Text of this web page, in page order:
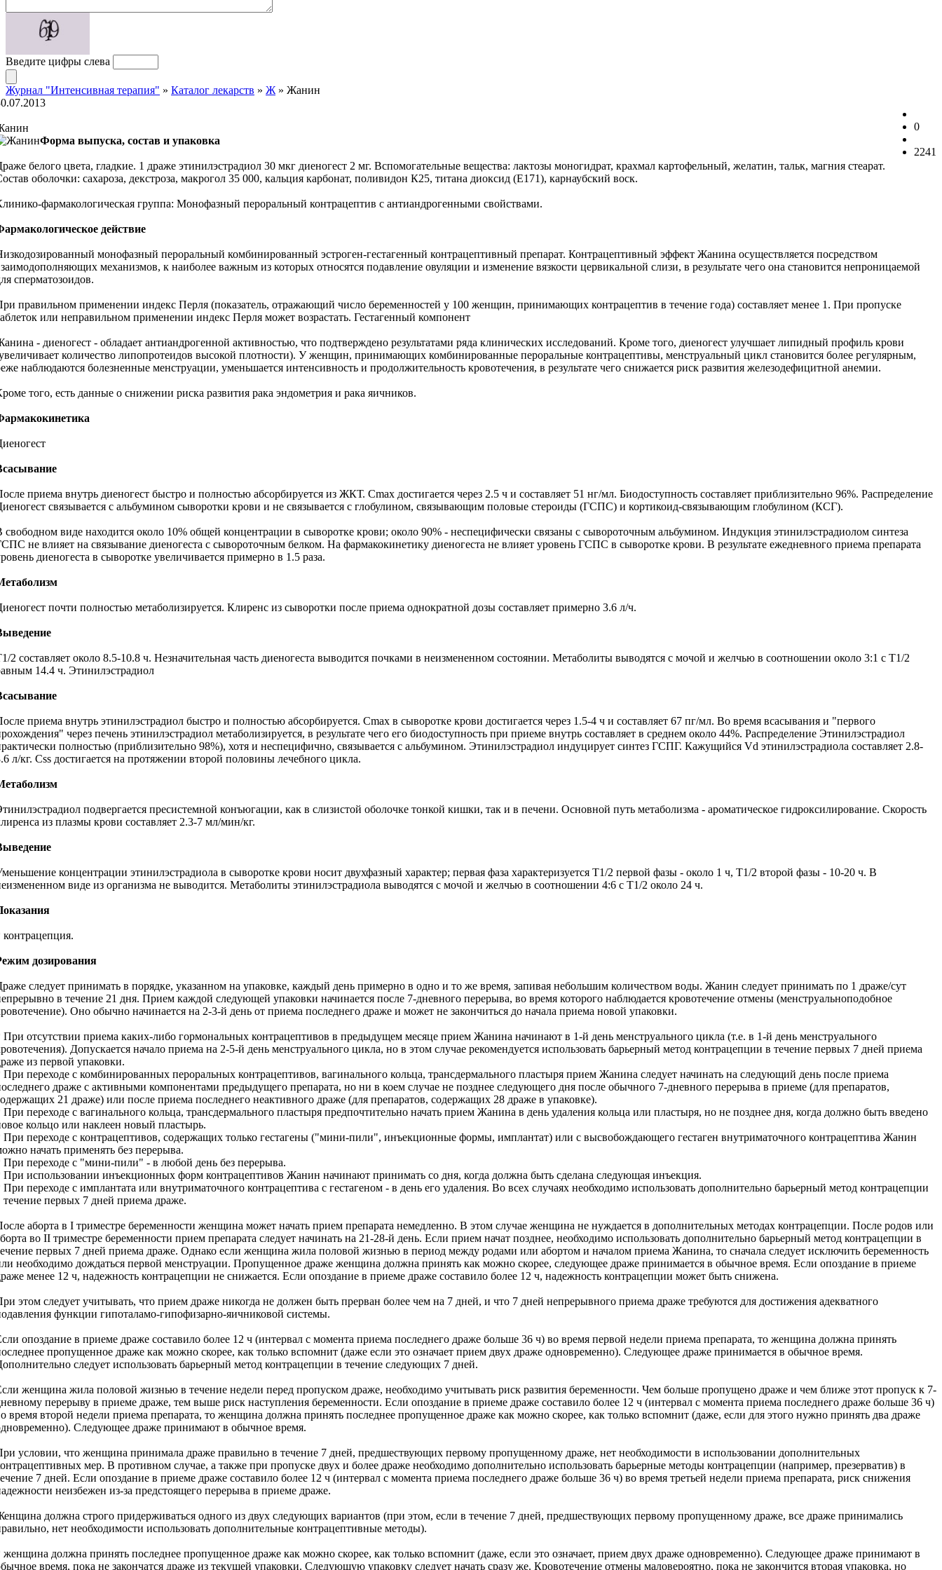
Введите цифры слева
Журнал "Интенсивная терапия" » Каталог лекарств » Ж » Жанин
0
2241
Форма выпуска, состав и упаковка
белого цвета, гладкие. 1 драже этинилэстрадиол 30 мкг диеногест 2 мг. Вспомогательные вещества: лактозы моногидрат, крахмал картофельный, желатин, тальк, магния стеарат.
оболочки: сахароза, декстроза, макрогол 35 000, кальция карбонат, поливидон К25, титана диоксид (Е171), карнаубский воск.
фармакологическая группа: Монофазный пероральный контрацептив с антиандрогенными свойствами.
действие
монофазный пероральный комбинированный эстроген-гестагенный контрацептивный препарат. Контрацептивный эффект Жанина осуществляется посредством
механизмов, к наиболее важным из которых относятся подавление овуляции и изменение вязкости цервикальной слизи, в результате чего она становится непроницаемой
сперматозоидов.
правильном применении индекс Перля (показатель, отражающий число беременностей у 100 женщин, принимающих контрацептив в течение года) составляет менее 1. При пропуске
или неправильном применении индекс Перля может возрастать. Гестагенный компонент
- диеногест - обладает антиандрогенной активностью, что подтверждено результатами ряда клинических исследований. Кроме того, диеногест улучшает липидный профиль крови
количество липопротеидов высокой плотности). У женщин, принимающих комбинированные пероральные контрацептивы, менструальный цикл становится более регулярным,
наблюдаются болезненные менструации, уменьшается интенсивность и продолжительность кровотечения, в результате чего снижается риск развития железодефицитной анемии.
того, есть данные о снижении риска развития рака эндометрия и рака яичников.
приема внутрь диеногест быстро и полностью абсорбируется из ЖКТ. Cmax достигается через 2.5 ч и составляет 51 нг/мл. Биодоступность составляет приблизительно 96%. Распределение
связывается с альбумином сыворотки крови и не связывается с глобулином, связывающим половые стероиды (ГСПС) и кортикоид-связывающим глобулином (КСГ).
свободном виде находится около 10% общей концентрации в сыворотке крови; около 90% - неспецифически связаны с сывороточным альбумином. Индукция этинилэстрадиолом синтеза
не влияет на связывание диеногеста с сывороточным белком. На фармакокинетику диеногеста не влияет уровень ГСПС в сыворотке крови. В результате ежедневного приема препарата
диеногеста в сыворотке увеличивается примерно в 1.5 раза.
почти полностью метаболизируется. Клиренс из сыворотки после приема однократной дозы составляет примерно 3.6 л/ч.
2 составляет около 8.5-10.8 ч. Незначительная часть диеногеста выводится почками в неизмененном состоянии. Метаболиты выводятся с мочой и желчью в соотношении около 3:1 с T1/2
14.4 ч. Этинилэстрадиол
приема внутрь этинилэстрадиол быстро и полностью абсорбируется. Cmax в сыворотке крови достигается через 1.5-4 ч и составляет 67 пг/мл. Во время всасывания и "первого
через печень этинилэстрадиол метаболизируется, в результате чего его биодоступность при приеме внутрь составляет в среднем около 44%. Распределение Этинилэстрадиол
полностью (приблизительно 98%), хотя и неспецифично, связывается с альбумином. Этинилэстрадиол индуцирует синтез ГСПГ. Кажущийся Vd этинилэстрадиола составляет 2.8-
л/кг. Css достигается на протяжении второй половины лечебного цикла.
подвергается пресистемной конъюгации, как в слизистой оболочке тонкой кишки, так и в печени. Основной путь метаболизма - ароматическое гидроксилирование. Скорость
из плазмы крови составляет 2.3-7 мл/мин/кг.
концентрации этинилэстрадиола в сыворотке крови носит двухфазный характер; первая фаза характеризуется T1/2 первой фазы - около 1 ч, T1/2 второй фазы - 10-20 ч. В
виде из организма не выводится. Метаболиты этинилэстрадиола выводятся с мочой и желчью в соотношении 4:6 с T1/2 около 24 ч.
контрацепция.
дозирования
следует принимать в порядке, указанном на упаковке, каждый день примерно в одно и то же время, запивая небольшим количеством воды. Жанин следует принимать по 1 драже/сут
в течение 21 дня. Прием каждой следующей упаковки начинается после 7-дневного перерыва, во время которого наблюдается кровотечение отмены (менструальноподобное
Оно обычно начинается на 2-3-й день от приема последнего драже и может не закончиться до начала приема новой упаковки.
При отсутствии приема каких-либо гормональных контрацептивов в предыдущем месяце прием Жанина начинают в 1-й день менструального цикла (т.е. в 1-й день менструального
Допускается начало приема на 2-5-й день менструального цикла, но в этом случае рекомендуется использовать барьерный метод контрацепции в течение первых 7 дней приема
из первой упаковки.
При переходе с комбинированных пероральных контрацептивов, вагинального кольца, трансдермального пластыря прием Жанина следует начинать на следующий день после приема
драже с активными компонентами предыдущего препарата, но ни в коем случае не позднее следующего дня после обычного 7-дневного перерыва в приеме (для препаратов,
21 драже) или после приема последнего неактивного драже (для препаратов, содержащих 28 драже в упаковке).
переходе с вагинального кольца, трансдермального пластыря предпочтительно начать прием Жанина в день удаления кольца или пластыря, но не позднее дня, когда должно быть введено
кольцо или наклеен новый пластырь.
При переходе с контрацептивов, содержащих только гестагены ("мини-пили", инъекционные формы, имплантат) или с высвобождающего гестаген внутриматочного контрацептива Жанин
начать применять без перерыва.
При переходе с "мини-пили" - в любой день без перерыва.
При использовании инъекционных форм контрацептивов Жанин начинают принимать со дня, когда должна быть сделана следующая инъекция.
переходе с имплантата или внутриматочного контрацептива с гестагеном - в день его удаления. Во всех случаях необходимо использовать дополнительно барьерный метод контрацепции
течение первых 7 дней приема драже.
аборта в I триместре беременности женщина может начать прием препарата немедленно. В этом случае женщина не нуждается в дополнительных методах контрацепции. После родов или
во II триместре беременности прием препарата следует начинать на 21-28-й день. Если прием начат позднее, необходимо использовать дополнительно барьерный метод контрацепции в
первых 7 дней приема драже. Однако если женщина жила половой жизнью в период между родами или абортом и началом приема Жанина, то сначала следует исключить беременность
необходимо дождаться первой менструации. Пропущенное драже женщина должна принять как можно скорее, следующее драже принимается в обычное время. Если опоздание в приеме
менее 12 ч, надежность контрацепции не снижается. Если опоздание в приеме драже составило более 12 ч, надежность контрацепции может быть снижена.
этом следует учитывать, что прием драже никогда не должен быть прерван более чем на 7 дней, и что 7 дней непрерывного приема драже требуются для достижения адекватного
функции гипоталамо-гипофизарно-яичниковой системы.
опоздание в приеме драже составило более 12 ч (интервал с момента приема последнего драже больше 36 ч) во время первой недели приема препарата, то женщина должна принять
пропущенное драже как можно скорее, как только вспомнит (даже если это означает прием двух драже одновременно). Следующее драже принимается в обычное время.
следует использовать барьерный метод контрацепции в течение следующих 7 дней.
женщина жила половой жизнью в течение недели перед пропуском драже, необходимо учитывать риск развития беременности. Чем больше пропущено драже и чем ближе этот пропуск к 7-
перерыву в приеме драже, тем выше риск наступления беременности. Если опоздание в приеме драже составило более 12 ч (интервал с момента приема последнего драже больше 36 ч)
время второй недели приема препарата, то женщина должна принять последнее пропущенное драже как можно скорее, как только вспомнит (даже, если для этого нужно принять два драже
Следующее драже принимают в обычное время.
условии, что женщина принимала драже правильно в течение 7 дней, предшествующих первому пропущенному драже, нет необходимости в использовании дополнительных
мер. В противном случае, а также при пропуске двух и более драже необходимо дополнительно использовать барьерные методы контрацепции (например, презерватив) в
7 дней. Если опоздание в приеме драже составило более 12 ч (интервал с момента приема последнего драже больше 36 ч) во время третьей недели приема препарата, риск снижения
неизбежен из-за предстоящего перерыва в приеме драже.
должна строго придерживаться одного из двух следующих вариантов (при этом, если в течение 7 дней, предшествующих первому пропущенному драже, все драже принимались
нет необходимости использовать дополнительные контрацептивные методы).
женщина должна принять последнее пропущенное драже как можно скорее, как только вспомнит (даже, если это означает, прием двух драже одновременно). Следующее драже принимают в
время, пока не закончатся драже из текущей упаковки. Следующую упаковку следует начать сразу же. Кровотечение отмены маловероятно, пока не закончится вторая упаковка, но